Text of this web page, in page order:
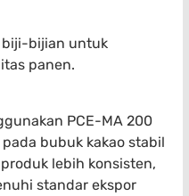
biji-bijian untuk
panen.
PCE-MA 200
bubuk kakao stabil
lebih konsisten,
standar ekspor